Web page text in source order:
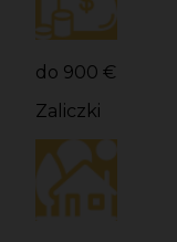
do 900 €
Zaliczki